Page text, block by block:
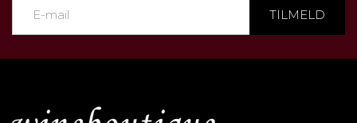
TILMELD